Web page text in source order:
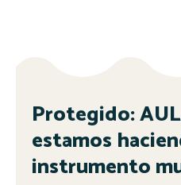
Protegido:
estamos
instrumento